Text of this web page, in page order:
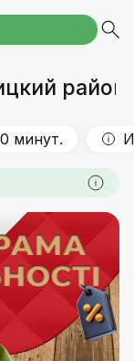
район
минут.